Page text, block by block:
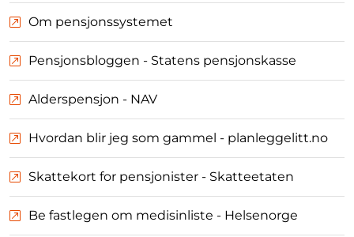
Om pensjonssystemet
Pensjonsbloggen - Statens pensjonskasse
Alderspensjon - NAV
Hvordan blir jeg som gammel - planleggelitt.no
Skattekort for pensjonister - Skatteetaten
Be fastlegen om medisinliste - Helsenorge